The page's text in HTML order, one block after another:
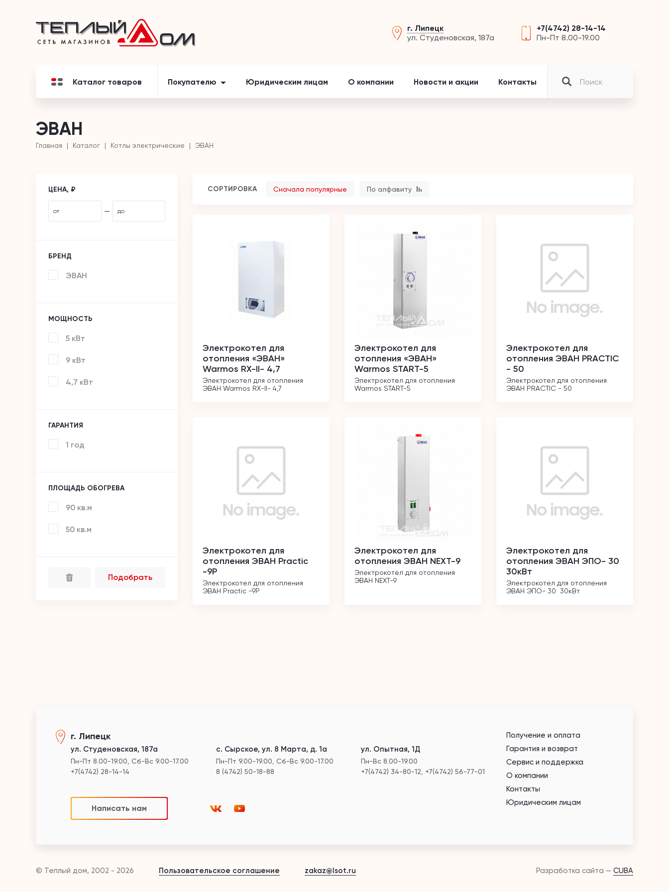
г. Липецк
ул. Студеновская, 187а
+7(4742) 28-14-14
Пн-Пт 8.00-19.00
Каталог товаров Покупателю Юридическим лицам О компании Новости и акции Контакты
ЭВАН
Главная Каталог Котлы электрические ЭВАН
ЦЕНА, ₽
от — до
БРЕНД
ЭВАН
МОЩНОСТЬ
5 кВт
9 кВт
4,7 кВт
ГАРАНТИЯ
1 год
ПЛОЩАДЬ ОБОГРЕВА
90 кв.м
50 кв.м
Подобрать
СОРТИРОВКА Сначала популярные По алфавиту
Электрокотел для
отопления «ЭВАН»
Warmos RX-II- 4,7
Электрокотел для отопления
ЭВАН Warmos RX-II- 4,7
Электрокотел для
отопления «ЭВАН»
Warmos START-5
Электрокотел для отопления
Warmos START-5
Электрокотел для
отопления ЭВАН PRACTIC
- 50
Электрокотел для отопления
ЭВАН PRACTIC - 50
Электрокотел для
отопления ЭВАН Practic
-9Р
Электрокотел для отопления
ЭВАН Practic -9Р
Электрокотел для
отопления ЭВАН NEXT-9
Электрокотел для отопления
ЭВАН NEXT-9
Электрокотел для
отопления ЭВАН ЭПО- 30
30кВт
Электрокотел для отопления
ЭВАН ЭПО- 30  30кВт
г. Липецк
ул. Студеновская, 187а
Пн-Пт 8.00-19.00, Сб-Вс 9.00-17.00
+7(4742) 28-14-14
с. Сырское, ул. 8 Марта, д. 1а
Пн-Пт 9.00-19.00, Сб-Вс 9.00-17.00
8 (4742) 50-18-88
ул. Опытная, 1Д
Пн-Вс 8.00-19.00
+7(4742) 34-80-12, +7(4742) 56-77-01
Написать нам
Получение и оплата
Гарантия и возврат
Сервис и поддержка
О компании
Контакты
Юридическим лицам
© Теплый дом, 2002 - 2026 Пользовательское соглашение zakaz@lsot.ru Разработка сайта — CUBA